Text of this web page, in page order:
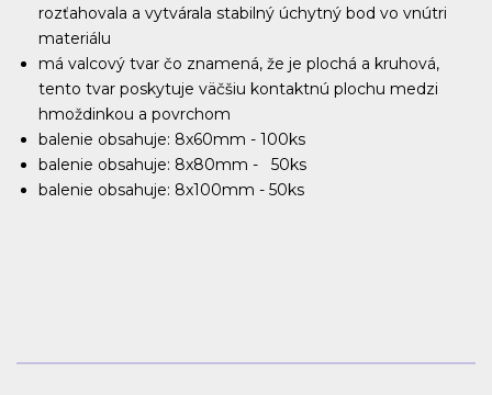
rozťahovala a vytvárala stabilný úchytný bod vo vnútri
materiálu
má valcový tvar čo znamená, že je plochá a kruhová,
tento tvar poskytuje väčšiu kontaktnú plochu medzi
hmoždinkou a povrchom
balenie obsahuje: 8x60mm - 100ks
balenie obsahuje: 8x80mm - 50ks
balenie obsahuje: 8x100mm - 50ks